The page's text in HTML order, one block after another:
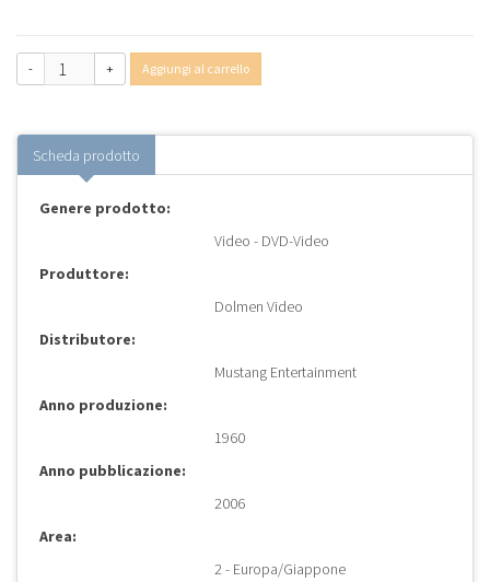
- + Aggiungi al carrello
Scheda prodotto
Genere prodotto:
Video - DVD-Video
Produttore:
Dolmen Video
Distributore:
Mustang Entertainment
Anno produzione:
1960
Anno pubblicazione:
2006
Area:
2 - Europa/Giappone